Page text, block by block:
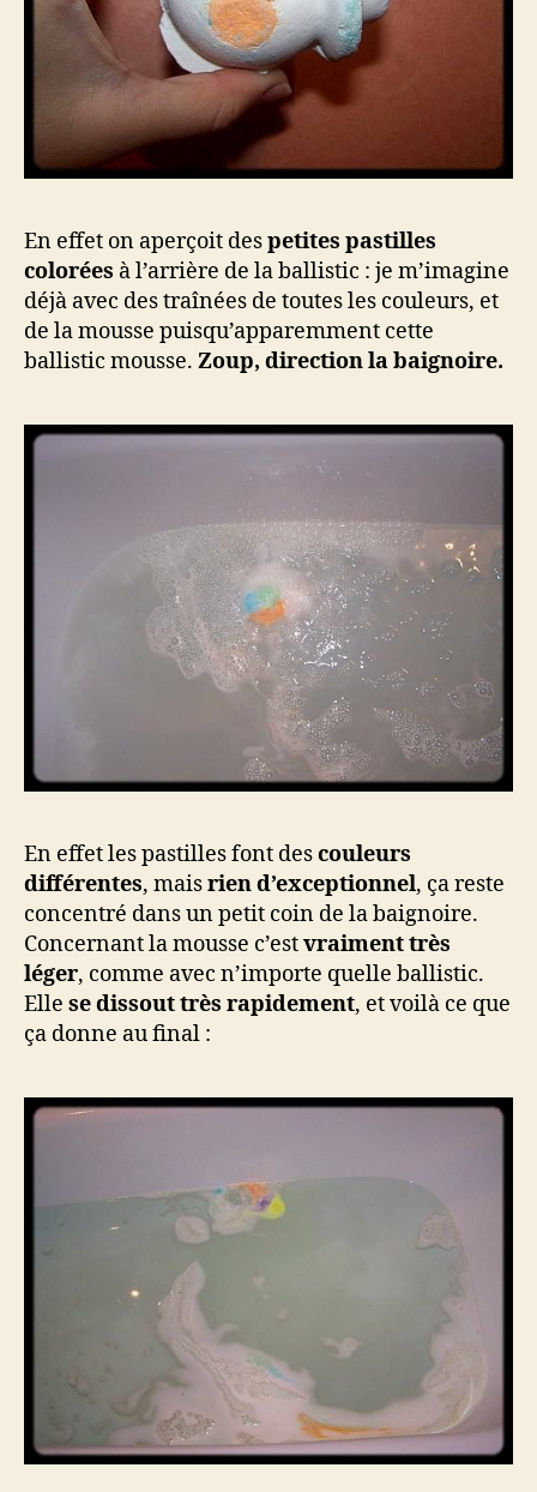
En effet on aperçoit despetites pastilles
colorées à l’arrière de la ballistic : je m’imagine
déjà avec des traînées de toutes les couleurs, et
de la mousse puisqu’apparemment cette
ballistic mousse. Zoup, direction la baignoire.
En effet les pastilles font descouleurs
différentes, maisrien d’exceptionnel, ça reste
concentré dans un petit coin de la baignoire.
Concernant la mousse c’estvraiment très
léger, comme avec n’importe quelle ballistic.
Elle se dissout très rapidement, et voilà ce que
ça donne au final :